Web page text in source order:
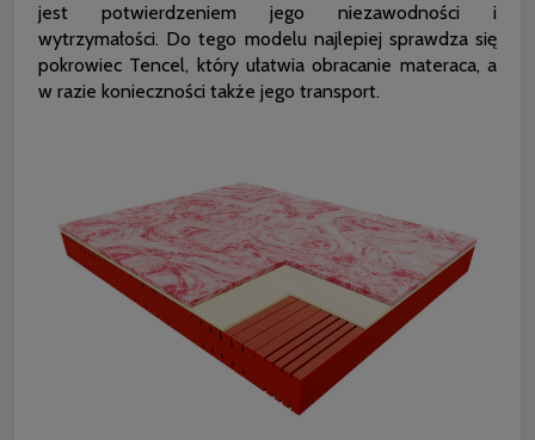
jest potwierdzeniem jego niezawodności i
wytrzymałości. Do tego modelu najlepiej sprawdza się
pokrowiec Tencel, który ułatwia obracanie materaca, a
w razie konieczności także jego transport.